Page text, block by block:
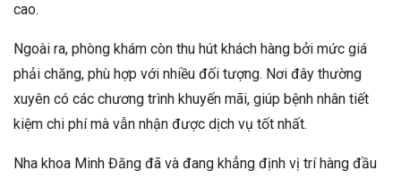
cao.
Ngoài ra, phòng khám còn thu hút khách hàng bởi mức giá
phải chăng, phù hợp với nhiều đối tượng. Nơi đây thường
xuyên có các chương trình khuyến mãi, giúp bệnh nhân tiết
kiệm chi phí mà vẫn nhận được dịch vụ tốt nhất.
Nha khoa Minh Đăng đã và đang khẳng định vị trí hàng đầu